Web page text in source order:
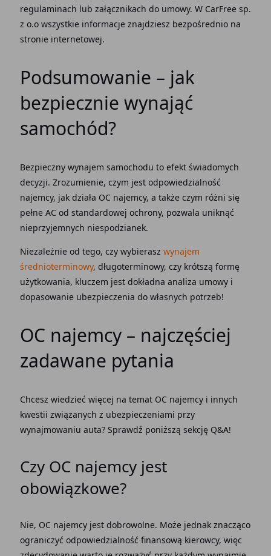
regulaminach lub załącznikach do umowy. W CarFree sp.
z o.owszystkie informacje znajdziesz bezpośrednio na
stronie internetowej.
Podsumowanie – jak
bezpiecznie wynająć
samochód?
Bezpieczny wynajem samochodu to efekt świadomych
decyzji. Zrozumienie, czym jest odpowiedzialność
najemcy, jak działa OC najemcy, a także czym różni się
pełne AC od standardowej ochrony, pozwala uniknąć
nieprzyjemnych niespodzianek.
Niezależnie od tego, czy wybierasz wynajem
średnioterminowy, długoterminowy, czy krótszą formę
użytkowania, kluczem jest dokładna analiza umowy i
dopasowanie ubezpieczenia do własnych potrzeb!
OC najemcy– najczęściej
zadawane pytania
Chcesz wiedzieć więcej na temat OC najemcy i innych
kwestii związanych z ubezpieczeniami przy
wynajmowaniu auta? Sprawdź poniższą sekcję Q&A!
Czy OC najemcy jest
obowiązkowe?
Nie, OC najemcy jest dobrowolne. Może jednak znacząco
ograniczyć odpowiedzialność finansową kierowcy, więc